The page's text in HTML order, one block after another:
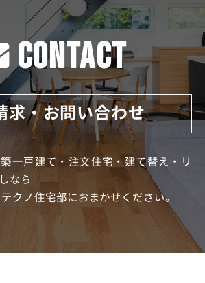
CONTACT
求・お問い合わせ
一戸建て・注文住宅・建て替え・リ
なら
クノ住宅部におまかせください。